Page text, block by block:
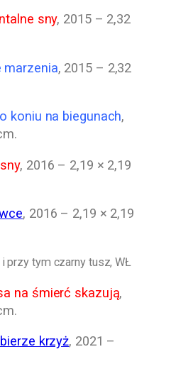
sny, 2015 – 2,32
marzenia, 2015 – 2,32
koniu na biegunach,
, 2016 – 2,19 × 2,19
, 2016 – 2,19 × 2,19
przy tym czarny tusz, WŁ
na śmierć skazują,
krzyż, 2021 –